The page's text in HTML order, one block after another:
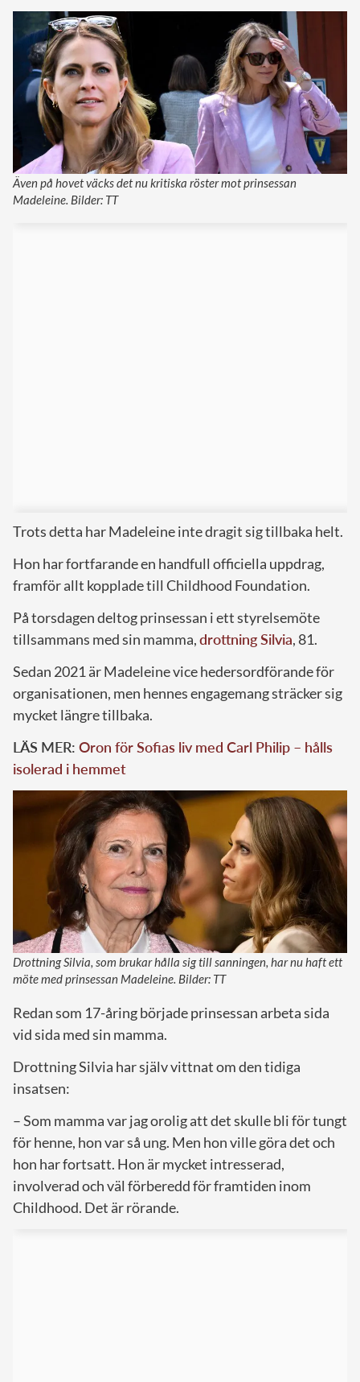
Även på hovet väcks det nu kritiska röster mot prinsessan
Madeleine. Bilder: TT
Trots detta har Madeleine inte dragit sig tillbaka helt.
Hon har fortfarande en handfull officiella uppdrag,
framför allt kopplade till Childhood Foundation.
På torsdagen deltog prinsessan i ett styrelsemöte
tillsammans med sin mamma,drottning Silvia, 81.
Sedan 2021 är Madeleine vice hedersordförande för
organisationen, men hennes engagemang sträcker sig
mycket längre tillbaka.
LÄS MER: Oron för Sofias liv med Carl Philip – hålls
isolerad i hemmet
Drottning Silvia, som brukar hålla sig till sanningen, har nu haft ett
möte med prinsessan Madeleine. Bilder: TT
Redan som 17-åring började prinsessan arbeta sida
vid sida med sin mamma.
Drottning Silvia har själv vittnat om den tidiga
insatsen:
– Som mamma var jag orolig att det skulle bli för tungt
för henne, hon var så ung. Men hon ville göra det och
hon har fortsatt. Hon är mycket intresserad,
involverad och väl förberedd för framtiden inom
Childhood. Det är rörande.